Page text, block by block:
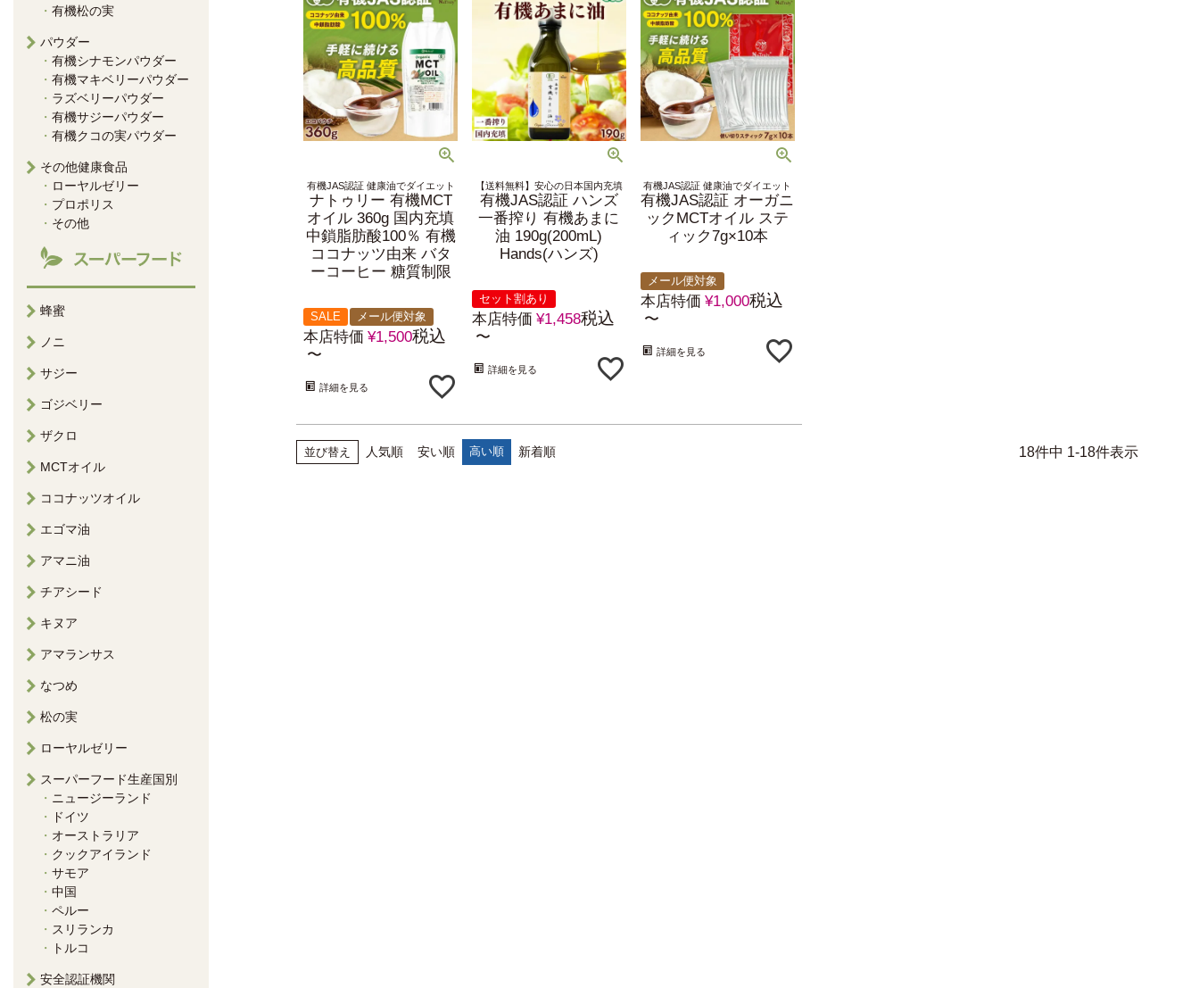
有機松の実
パウダー
有機シナモンパウダー
有機マキベリーパウダー
ラズベリーパウダー
有機サジーパウダー
有機クコの実パウダー
その他健康食品
ローヤルゼリー
プロポリス
その他
蜂蜜
ノニ
サジー
ゴジベリー
ザクロ
MCTオイル
ココナッツオイル
エゴマ油
アマニ油
チアシード
キヌア
アマランサス
なつめ
松の実
ローヤルゼリー
スーパーフード生産国別
ニュージーランド
ドイツ
オーストラリア
クックアイランド
サモア
中国
ペルー
スリランカ
トルコ
安全認証機関
有機JAS認証 健康油でダイエット
ナトゥリー 有機MCT
オイル 360g 国内充填
中鎖脂肪酸100％ 有機
ココナッツ由来 バタ
ーコーヒー 糖質制限
SALE メール便対象
本店特価 ¥1,500税込
〜
詳細を見る
【送料無料】安心の日本国内充填
有機JAS認証 ハンズ
一番搾り 有機あまに
油 190g(200mL)
Hands(ハンズ)
セット割あり
本店特価 ¥1,458税込
〜
詳細を見る
有機JAS認証 健康油でダイエット
有機JAS認証 オーガニ
ックMCTオイル ステ
ィック7g×10本
メール便対象
本店特価 ¥1,000税込
〜
詳細を見る
並び替え 人気順 安い順 高い順 新着順 18件中 1-18件表示